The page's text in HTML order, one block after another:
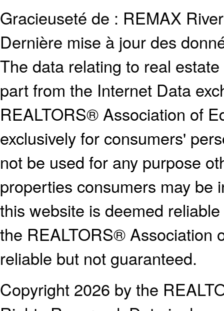
Gracieuseté de : REMAX
Dernière mise à jour des
The data relating to real
part from the Internet Data
REALTORS® Association of
exclusively for consumers'
not be used for any purpose
properties consumers may be
this website is deemed
the REALTORS® Association
reliable but not guaranteed.
Copyright 2026 by the